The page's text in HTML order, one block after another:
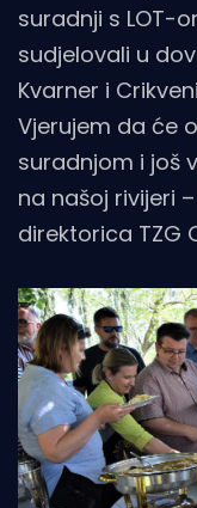
suradnji s LOT-
sudjelovali u
Kvarner i
Vjerujem da će
suradnjom i još
na našoj rivijeri
direktorica TZG